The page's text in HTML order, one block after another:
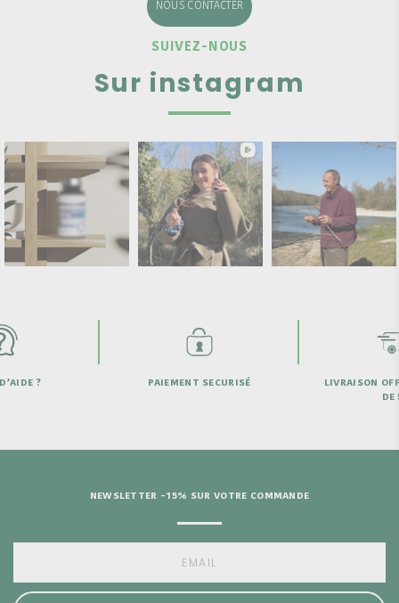
NOUS CONTACTER
SUIVEZ-NOUS
Sur instagram
? PAIEMENT SECURISÉ
LIVRAISON
DE
NEWSLETTER -15% SUR VOTRE COMMANDE